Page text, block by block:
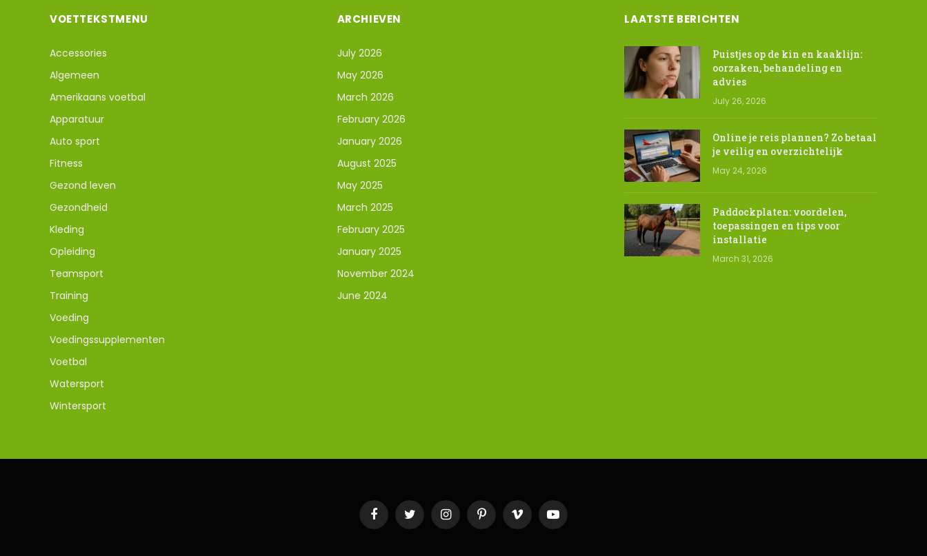
VOETTEKSTMENU
Accessories
Algemeen
Amerikaans voetbal
Apparatuur
Auto sport
Fitness
Gezond leven
Gezondheid
Kleding
Opleiding
Teamsport
Training
Voeding
Voedingssupplementen
Voetbal
Watersport
Wintersport
ARCHIEVEN
July 2026
May 2026
March 2026
February 2026
January 2026
August 2025
May 2025
March 2025
February 2025
January 2025
November 2024
June 2024
LAATSTE BERICHTEN
Puistjes op de kin en kaaklijn:
oorzaken, behandeling en
advies
July 26, 2026
Online je reis plannen? Zo betaal
je veilig en overzichtelijk
May 24, 2026
Paddockplaten: voordelen,
toepassingen en tips voor
installatie
March 31, 2026
FacebookTwitter InstagramPinterestVimeo YouTube